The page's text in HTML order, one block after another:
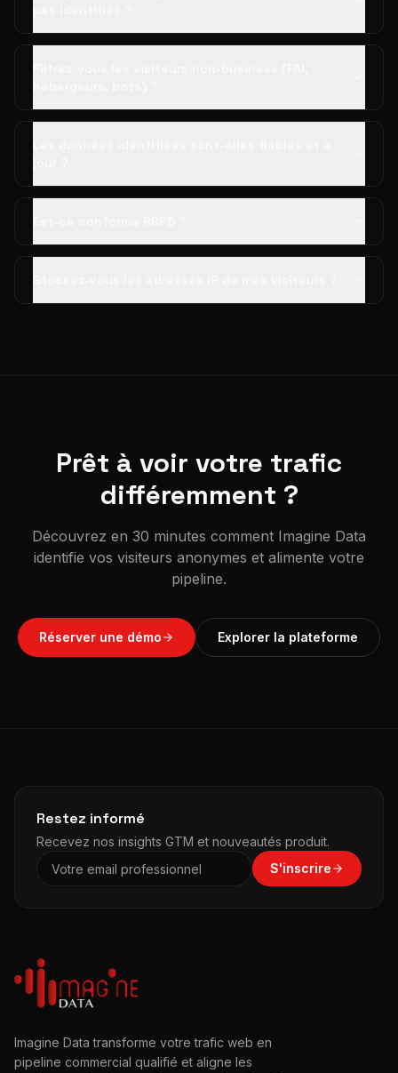
Prêt à voir votre trafic
différemment ?
Découvrez en 30 minutes comment Imagine Data
identifie vos visiteurs anonymes et alimente votre
pipeline.
Réserver une démo Explorer la plateforme
Restez informé
Recevez nos insights GTM et nouveautés produit.
S'inscrire
Imagine Data transforme votre trafic web en
pipeline commercial qualifié et aligne les